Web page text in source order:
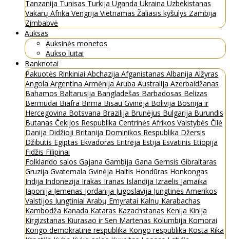
Tanzanija Tunisas Turkija Uganda Ukraina Uzbekistanas
Vakarų Afrika Vengrija Vietnamas Žaliasis kyšulys Zambija
Zimbabvė
Auksas
Auksinės monetos
Aukso luitai
Banknotai
Pakuotės Rinkiniai Abchazija Afganistanas Albanija Alžyras
Angola Argentina Armėnija Aruba Australija Azerbaidžanas
Bahamos Baltarusija Bangladešas Barbadosas Belizas
Bermudai Biafra Birma Bisau Gvinėja Bolivija Bosnija ir
Hercegovina Botsvana Brazilija Brunėjus Bulgarija Burundis
Butanas Čekijos Respublika Centrinės Afrikos Valstybės Čilė
Danija Didžioji Britanija Dominikos Respublika Džersis
Džibutis Egiptas Ekvadoras Eritrėja Estija Esvatinis Etiopija
Fidžis Filipinai
Folklando salos Gajana Gambija Gana Gernsis Gibraltaras
Gruzija Gvatemala Gvinėja Haitis Hondūras Honkongas
Indija Indonezija Irakas Iranas Islandija Izraelis Jamaika
Japonija Jemenas Jordanija Jugoslavija Jungtinės Amerikos
Valstijos Jungtiniai Arabų Emyratai Kalnų Karabachas
Kambodža Kanada Kataras Kazachstanas Kenija Kinija
Kirgizstanas Kiurasao ir Sen Martenas Kolumbija Komorai
Kongo demokratinė respublika Kongo respublika Kosta Rika